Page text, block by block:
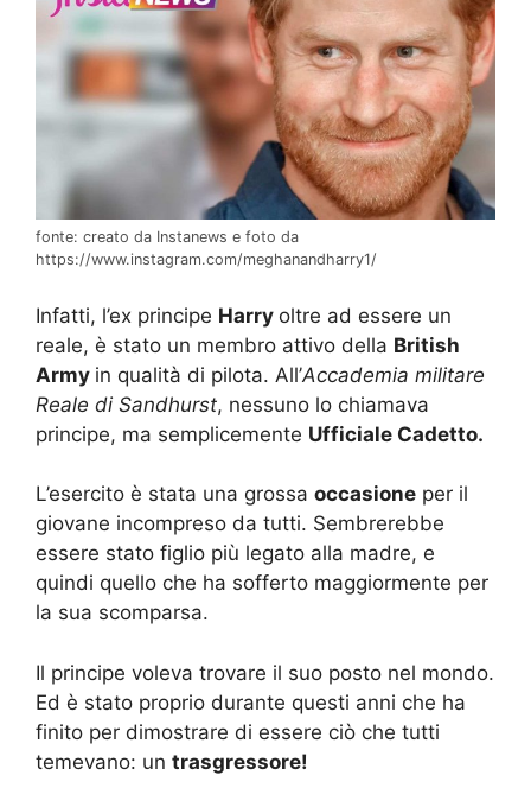
fonte: creato da Instanews e foto da
https://www.instagram.com/meghanandharry1/
Infatti, l’ex principe Harry oltre ad essere un
reale, è stato un membro attivo della British
Army in qualità di pilota. All’Accademia militare
Reale di Sandhurst, nessuno lo chiamava
principe, ma semplicemente Ufficiale Cadetto.
L’esercito è stata una grossa occasione per il
giovane incompreso da tutti. Sembrerebbe
essere stato figlio più legato alla madre, e
quindi quello che ha sofferto maggiormente per
la sua scomparsa.
Il principe voleva trovare il suo posto nel mondo.
Ed è stato proprio durante questi anni che ha
finito per dimostrare di essere ciò che tutti
temevano: un trasgressore!